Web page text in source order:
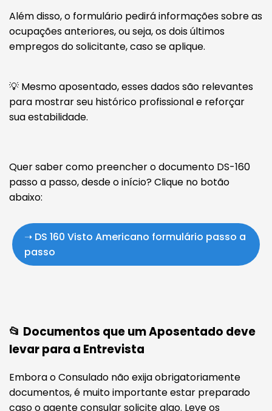
Além disso, o formulário pedirá informações sobre as
ocupações anteriores, ou seja, os dois últimos
empregos do solicitante, caso se aplique.
💡 Mesmo aposentado, esses dados são relevantes
para mostrar seu histórico profissional e reforçar
sua estabilidade.
Quer saber como preencher o documento DS-160
passo a passo, desde o início? Clique no botão
abaixo:
➝ DS 160 Visto Americano formulário passo a
passo
📂 Documentos que um Aposentado deve
levar para a Entrevista
Embora o Consulado não exija obrigatoriamente
documentos, é muito importante estar preparado
caso o agente consular solicite algo. Leve os